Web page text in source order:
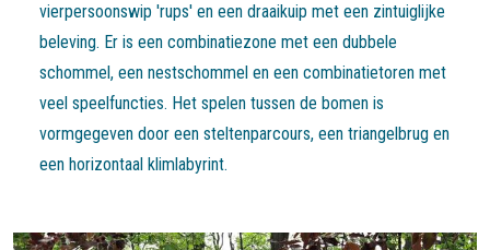
vierpersoonswip 'rups' en een draaikuip met een zintuiglijke
beleving. Er is een combinatiezone met een dubbele
schommel, een nestschommel en een combinatietoren met
veel speelfuncties. Het spelen tussen de bomen is
vormgegeven door een steltenparcours, een triangelbrug en
een horizontaal klimlabyrint.